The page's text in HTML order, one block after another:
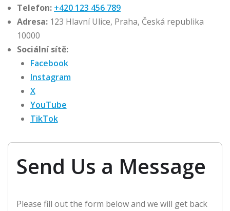
Telefon: +420 123 456 789
Adresa: 123 Hlavní Ulice, Praha, Česká republika
10000
Sociální sítě:
Facebook
Instagram
X
YouTube
TikTok
Send Us a Message
Please fill out the form below and we will get back